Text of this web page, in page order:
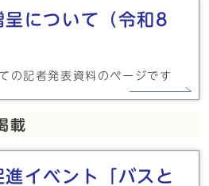
呈について（令和8
の記者発表資料のページです
載
イベント「バスと